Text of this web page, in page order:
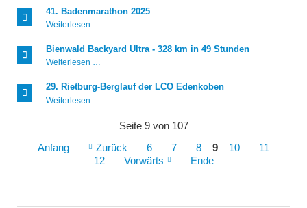
nur
eine
Reise
41. Badenmarathon 2025
Weiterlesen …
2025
Bienwald Backyard Ultra - 328 km in 49 Stunden
Weiterlesen …
Ultra
-
328
Stunden
29. Rietburg-Berglauf der LCO Edenkoben
Weiterlesen …
Berglauf
Edenkoben
Seite 9 von 107
Anfang
Zurück 6 7 8 9 10
11
12
Vorwärts Ende